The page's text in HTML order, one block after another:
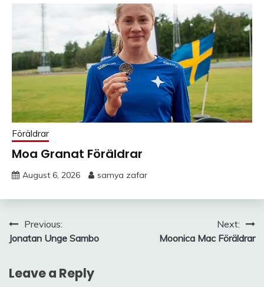
Föräldrar
Moa Granat Föräldrar
August 6, 2026 samya zafar
Post
navigation
Previous:
Jonatan Unge Sambo
Next:
Moonica Mac Föräldrar
Leave a Reply